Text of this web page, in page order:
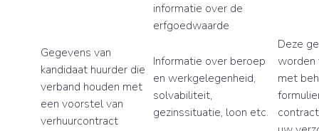
informatie over de
erfgoedwaarde
Gegevens van
kandidaat huurder die
verband houden met
een voorstel van
verhuurcontract
Informatie over beroep
en werkgelegenheid,
solvabiliteit,
gezinssituatie, loon etc.
Deze
worden
met